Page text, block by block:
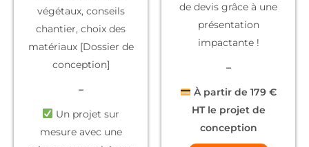
végétaux, conseils
chantier, choix des
matériaux [Dossier de
conception]
–
Un projet sur
mesureavec une
de devis grâce à une
présentation
impactante !
–
À partir de 179 €
HT le projet de
conception